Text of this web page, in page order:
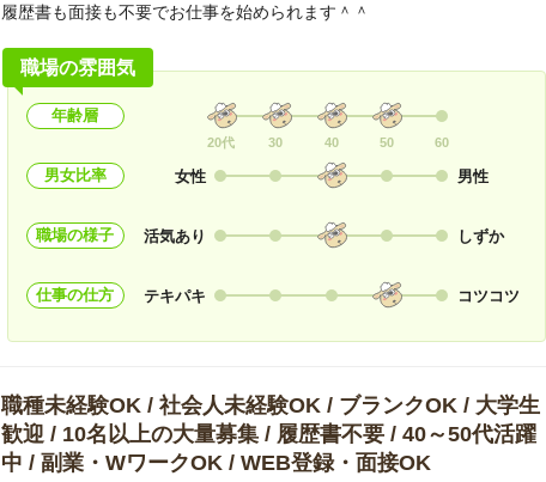
履歴書も面接も不要でお仕事を始められます＾＾
職場の雰囲気
年齢層
20代 30 40 50 60
男女比率 女性 男性
職場の様子 活気あり しずか
仕事の仕方 テキパキ コツコツ
職種未経験OK / 社会人未経験OK / ブランクOK / 大学生
歓迎 / 10名以上の大量募集 / 履歴書不要 / 40～50代活躍
中 / 副業・WワークOK / WEB登録・面接OK